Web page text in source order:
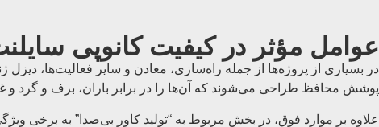
عوامل مؤثر در کیفیت کانوپی
در بسیاری از پروژه‌ها از جمله راه‌سازی، معادن و سایر فعالیت‌ها، دیزل
پوشش محافظ طراحی می‌شوند که آن‌ها را در برابر باران، برف و گرد و
علاوه بر موارد فوق، در بخش مربوط به “تولید کاور بی‌صدا” به